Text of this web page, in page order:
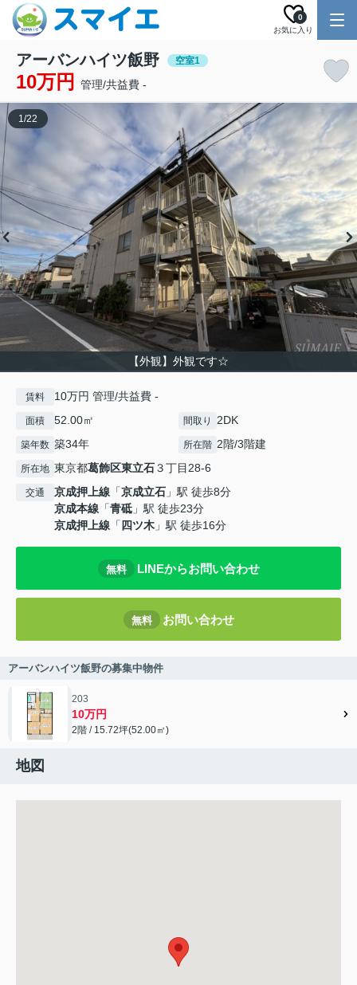
お気に入り
0
アーバンハイツ飯野 空室1
10万円 管理/共益費 -
【外観】外観です☆
1/22
賃料 10万円 管理/共益費 -
面積 52.00㎡ 間取り 2DK
築年数 築34年 所在階 2階/3階建
所在地 東京都葛飾区東立石３丁目28-6
交通 京成押上線 「京成立石 」駅 徒歩8分
京成本線 「青砥 」駅 徒歩23分
京成押上線 「 四ツ木 」駅 徒歩16分
無料 LINEからお問い合わせ
無料 お問い合わせ
アーバンハイツ飯野の募集中物件
203
10万円
2階 / 15.72坪(52.00㎡)
地図